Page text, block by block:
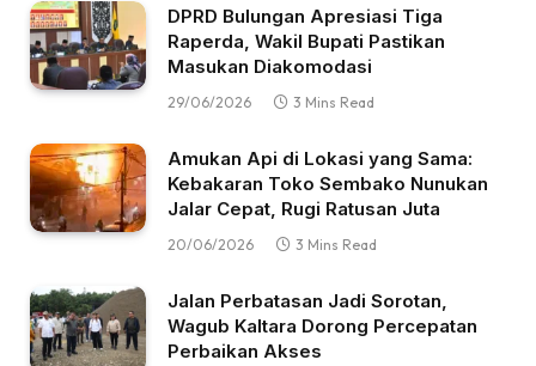
DPRD Bulungan Apresiasi Tiga
Raperda, Wakil Bupati Pastikan
Masukan Diakomodasi
29/06/2026 3 Mins Read
Amukan Api di Lokasi yang Sama:
Kebakaran Toko Sembako Nunukan
Jalar Cepat, Rugi Ratusan Juta
20/06/2026 3 Mins Read
Jalan Perbatasan Jadi Sorotan,
Wagub Kaltara Dorong Percepatan
Perbaikan Akses